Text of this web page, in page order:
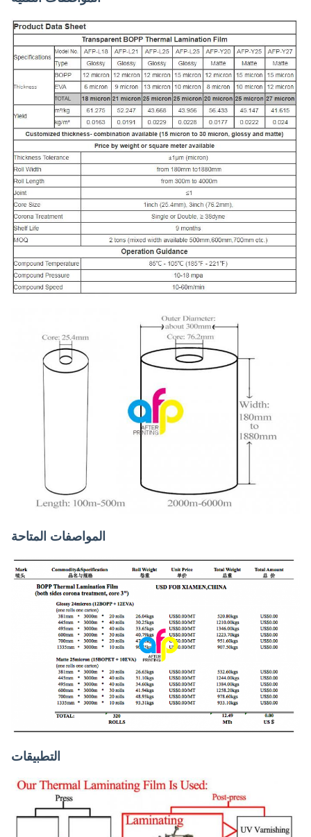
المواصفات المتاحة
التطبيقات